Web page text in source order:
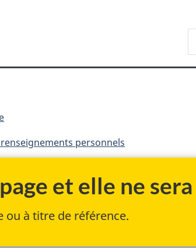
sujet
HTML
personnels
et elle ne
ou à titre de référence.